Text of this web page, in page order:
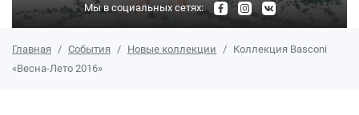
Мы в социальных сетях:
Главная События Новые коллекции
Коллекция Basconi
«Весна-Лето 2016»